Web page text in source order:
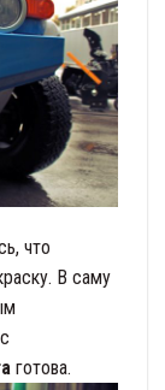
что
В саму
с
готова.